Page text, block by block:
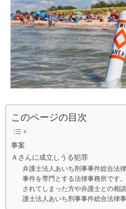
このページの目次
事案
Ａさんに成立しうる犯罪
弁護士法人あいち刑事事件総合法
事件を専門とする法律事務所です
されてしまった方や弁護士との相
護士法人あいち刑事事件総合法律